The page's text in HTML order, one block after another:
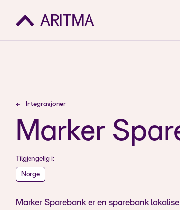
Integrasjoner
Marker
Tilgjengelig i:
Norge
Marker Sparebank er en sparebank